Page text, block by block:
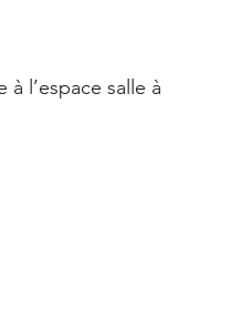
l’espace salle à